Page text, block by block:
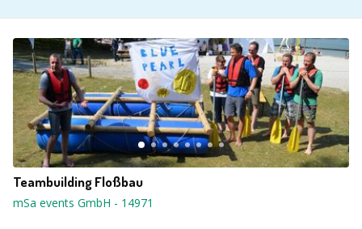
Teambuilding Floßbau
mSa events GmbH - 14971